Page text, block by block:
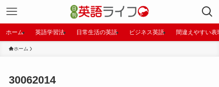
ホーム 英語学習法 日常生活の英語 ビジネス英語 間違えやすい表
ホーム
30062014